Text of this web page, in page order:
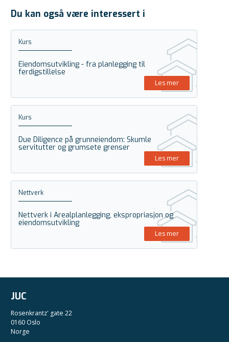
Du kan også være interessert i
Kurs
Eiendomsutvikling - fra planlegging til
ferdigstillelse
Les mer
Kurs
Due Diligence på grunneiendom: Skumle
servitutter og grumsete grenser
Les mer
Nettverk
Nettverk i Arealplanlegging, ekspropriasjon og
eiendomsutvikling
Les mer
JUC
Rosenkrantz' gate 22
0160 Oslo
Norge